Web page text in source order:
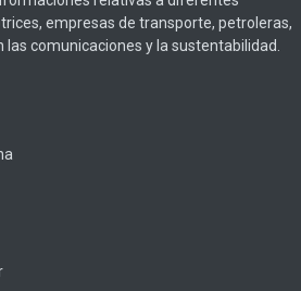
empresas de transporte, petroleras,
las comunicaciones y la sustentabilidad.